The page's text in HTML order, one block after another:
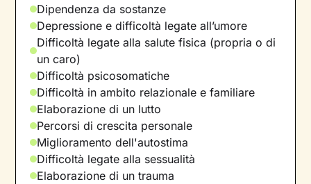
Dipendenza da sostanze
Depressione e difficoltà legate all’umore
Difficoltà legate alla salute fisica (propria o di
un caro)
Difficoltà psicosomatiche
Difficoltà in ambito relazionale e familiare
Elaborazione di un lutto
Percorsi di crescita personale
Miglioramento dell'autostima
Difficoltà legate alla sessualità
Elaborazione di un trauma